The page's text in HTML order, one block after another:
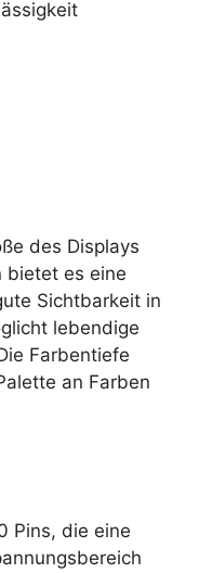
des Displays
bietet es eine
Sichtbarkeit in
lebendige
Farbentiefe
an Farben
Pins, die eine